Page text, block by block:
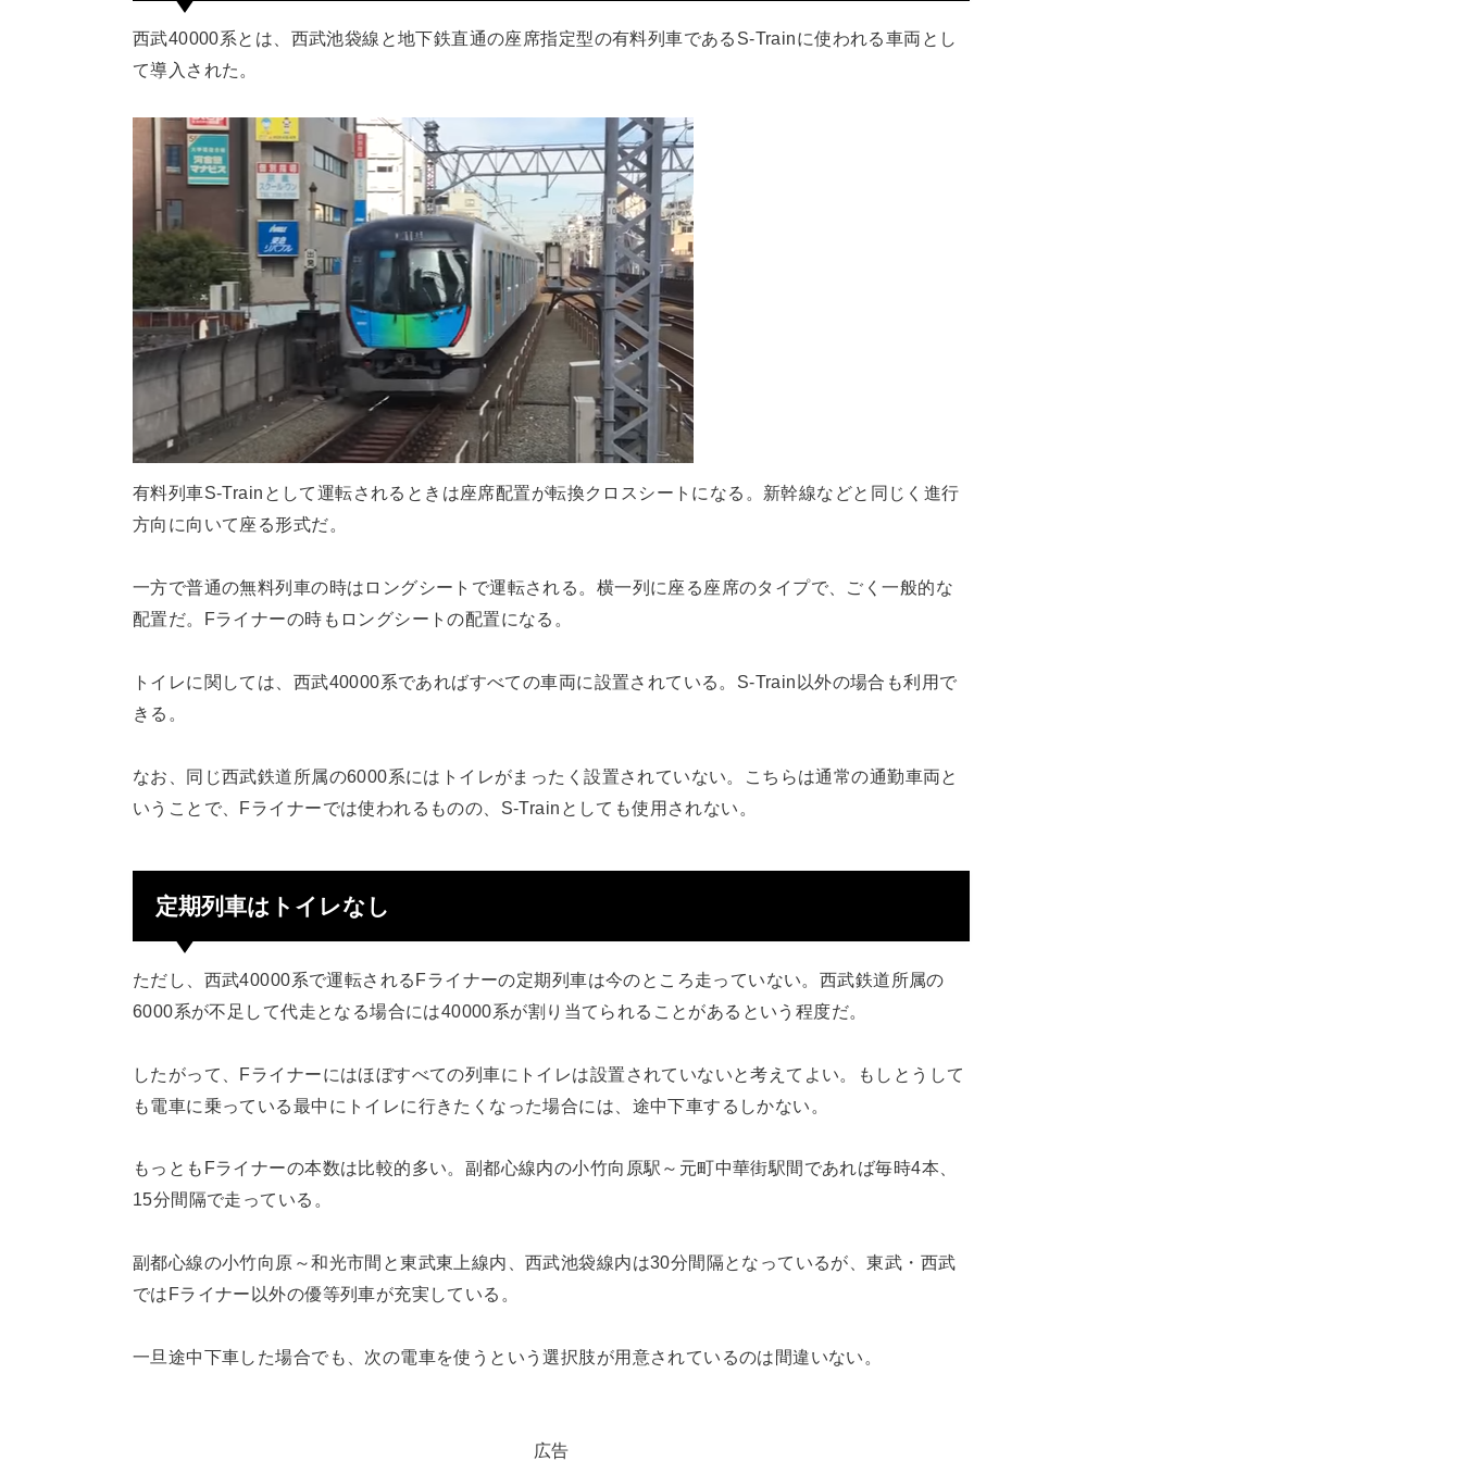
西武40000系とは、西武池袋線と地下鉄直通の座席指定型の有料列車であるS-Trainに使われる車両とし
て導入された。
有料列車S-Trainとして運転されるときは座席配置が転換クロスシートになる。新幹線などと同じく進行
方向に向いて座る形式だ。
一方で普通の無料列車の時はロングシートで運転される。横一列に座る座席のタイプで、ごく一般的な
配置だ。Fライナーの時もロングシートの配置になる。
トイレに関しては、西武40000系であればすべての車両に設置されている。S-Train以外の場合も利用で
きる。
なお、同じ西武鉄道所属の6000系にはトイレがまったく設置されていない。こちらは通常の通勤車両と
いうことで、Fライナーでは使われるものの、S-Trainとしても使用されない。
定期列車はトイレなし
ただし、西武40000系で運転されるFライナーの定期列車は今のところ走っていない。西武鉄道所属の
6000系が不足して代走となる場合には40000系が割り当てられることがあるという程度だ。
したがって、Fライナーにはほぼすべての列車にトイレは設置されていないと考えてよい。もしとうして
も電車に乗っている最中にトイレに行きたくなった場合には、途中下車するしかない。
もっともFライナーの本数は比較的多い。副都心線内の小竹向原駅～元町中華街駅間であれば毎時4本、
15分間隔で走っている。
副都心線の小竹向原～和光市間と東武東上線内、西武池袋線内は30分間隔となっているが、東武・西武
ではFライナー以外の優等列車が充実している。
一旦途中下車した場合でも、次の電車を使うという選択肢が用意されているのは間違いない。
広告